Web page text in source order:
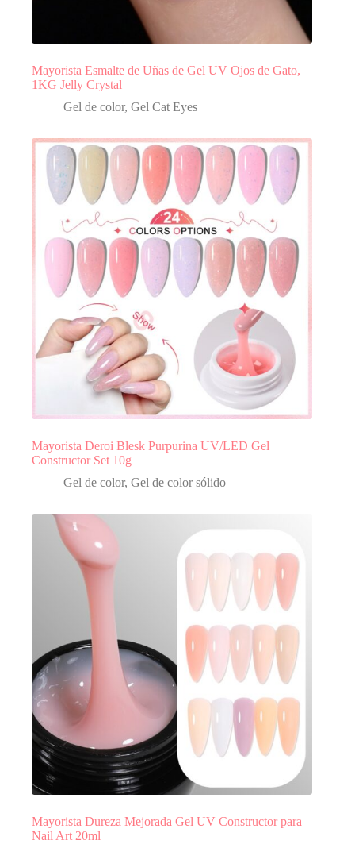
Mayorista Esmalte de Uñas de Gel UV Ojos de Gato,
1KG Jelly Crystal
Gel de color, Gel Cat Eyes
Mayorista Deroi Blesk Purpurina UV/LED Gel
Constructor Set 10g
Gel de color, Gel de color sólido
Mayorista Dureza Mejorada Gel UV Constructor para
Nail Art 20ml